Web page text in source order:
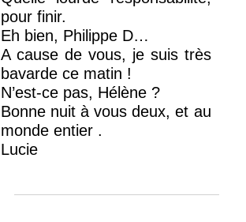
pour finir.
Eh bien, Philippe D…
A cause de vous, je suis très
bavarde ce matin !
N’est-ce pas, Hélène ?
Bonne nuit à vous deux, et au
monde entier .
Lucie